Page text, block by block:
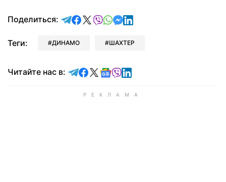
Поделиться: отправить в Telegram
поделиться в Facebook
поделиться в X
отправить в Viber
отправить в Whatsapp
отправить в Messenger
отправить в LinkedIn
Теги: ДИНАМО ШАХТЕР
Читайте нас в: Читайте в Telegram
Читайте в Facebook
Читайте в X
Читайте в Google news
Читайте в Viber
Читайте в LinkedIn